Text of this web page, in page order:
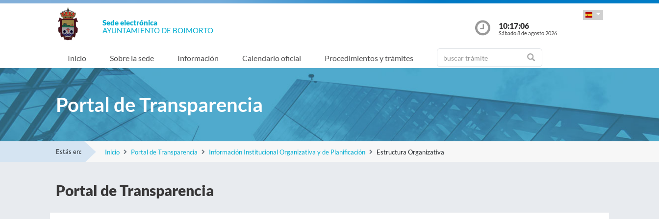
Sede electrónica
AYUNTAMIENTO DE BOIMORTO
10:17:07
Sábado 8 de agosto 2026
Inicio Sobre la sede Información Calendario oficial Procedimientos y trámites
Portal de Transparencia
Estás en: Inicio Portal de Transparencia Información Institucional Organizativa y de Planificación Estructura Organizativa
Portal de Transparencia